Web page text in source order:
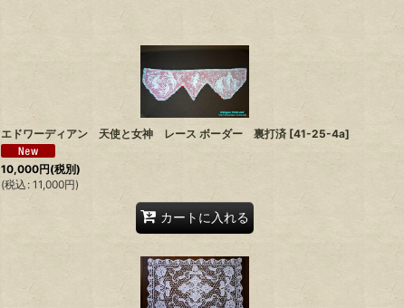
エドワーディアン 天使と女神 レース ボーダー 裏打済 [41-25-4a]
10,000円(税別)
(税込 : 11,000円)
カートに入れる